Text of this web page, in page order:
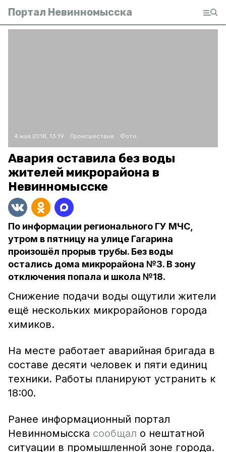
Портал Невинномысска
4 мая 2018, 13:19 Происшествия Фото:
Авария оставила без воды
жителей микрорайона в
Невинномысске
По информации регионального ГУ МЧС,
утром в пятницу на улице Гагарина
произошёл прорыв трубы. Без воды
остались дома микрорайона №3. В зону
отключения попала и школа №18.
Снижение подачи воды ощутили жители
ещё нескольких микрорайонов города
химиков.
На месте работает аварийная бригада в
составе десяти человек и пяти единиц
техники. Работы планируют устранить к
18:00.
Ранее информационный портал
Невинномысска сообщал о нештатной
ситуации в промышленной зоне города.